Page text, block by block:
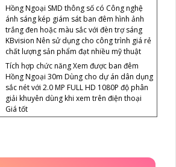
Hồng Ngoại SMD thông số có Công nghệ
ánh sáng kép giám sát ban đêm hình ảnh
trắng đen hoặc màu sắc với đèn trợ sáng
KBvision Nên sử dụng cho công trình giá rẻ
chất lượng sản phẩm đạt nhiều mỹ thuật
Tích hợp chức năng Xem được ban đêm
Hồng Ngoại 30m Dùng cho dự án dân dụng
sắc nét với 2.0 MP FULL HD 1080P độ phân
giải khuyên dùng khi xem trên điện thoại
Giá tốt